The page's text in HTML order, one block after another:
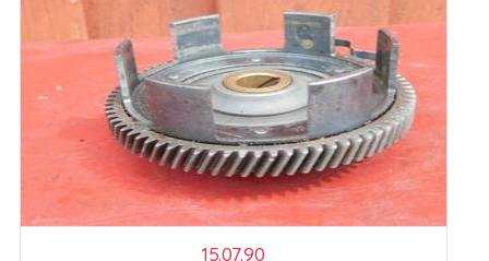
15.07.90